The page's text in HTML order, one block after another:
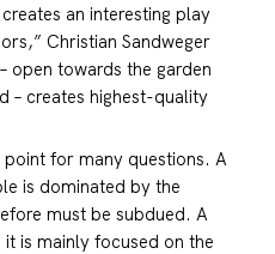
an interesting play
Christian Sandweger
open towards the garden
– creates highest-quality
for many questions. A
is dominated by the
must be subdued. A
is mainly focused on the